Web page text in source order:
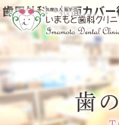
歯
歯周外科～根面カバー